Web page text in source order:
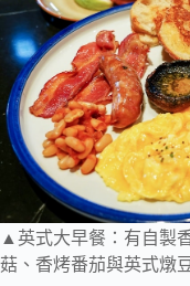
▲英式大早餐：有自製
菇、香烤番茄與英式燉